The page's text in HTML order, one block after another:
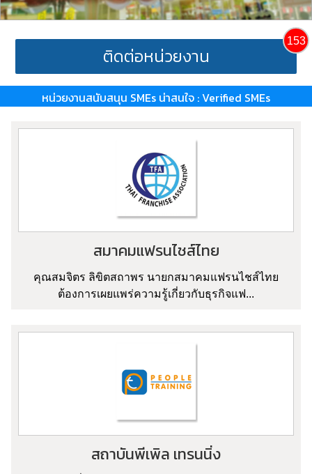
ติดต่อหน่วยงาน
153
หน่วยงานสนับสนุน SMEs น่าสนใจ : Verified SMEs
สมาคมแฟรนไชส์ไทย
คุณสมจิตร ลิขิตสถาพร นายกสมาคมแฟรนไชส์ไทย
ต้องการเผยแพร่ความรู้เกี่ยวกับธุรกิจแฟ...
สถาบันพีเพิล เทรนนิ่ง